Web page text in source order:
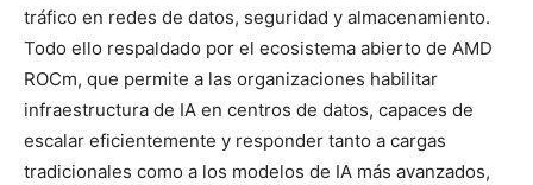
tráfico en redes de datos, seguridad y almacenamiento.
Todo ello respaldado por el ecosistema abierto de AMD
ROCm, que permite a las organizaciones habilitar
infraestructura de IA en centros de datos, capaces de
escalar eficientemente y responder tanto a cargas
tradicionales como a los modelos de IA más avanzados,